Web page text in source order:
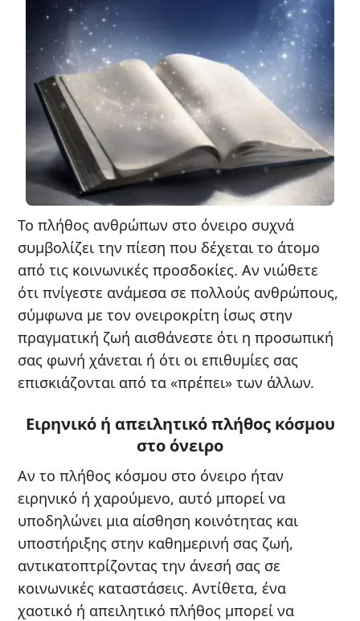
Το πλήθος ανθρώπων στο όνειρο συχνά
συμβολίζει την πίεση που δέχεται το άτομο
από τις κοινωνικές προσδοκίες. Αν νιώθετε
ότι πνίγεστε ανάμεσα σε πολλούς ανθρώπους,
σύμφωνα με τον ονειροκρίτη ίσως στην
πραγματική ζωή αισθάνεστε ότι η προσωπική
σας φωνή χάνεται ή ότι οι επιθυμίες σας
επισκιάζονται από τα «πρέπει» των άλλων.
Ειρηνικό ή απειλητικό πλήθος κόσμου
στο όνειρο
Αν το πλήθος κόσμου στο όνειρο ήταν
ειρηνικό ή χαρούμενο, αυτό μπορεί να
υποδηλώνει μια αίσθηση κοινότητας και
υποστήριξης στην καθημερινή σας ζωή,
αντικατοπτρίζοντας την άνεσή σας σε
κοινωνικές καταστάσεις. Αντίθετα, ένα
χαοτικό ή απειλητικό πλήθος μπορεί να